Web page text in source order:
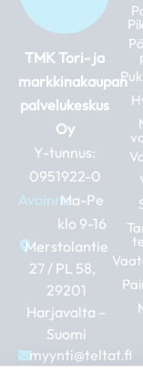
TMK Tori- ja
markkinakaupan
palvelukeskus
Oy
Y-tunnus:
0951922-0
Avoinna:Ma-Pe
klo 9-16
Merstolantie
27 / PL 58,
29201
Harjavalta –
Suomi
myynti@teltat.fi